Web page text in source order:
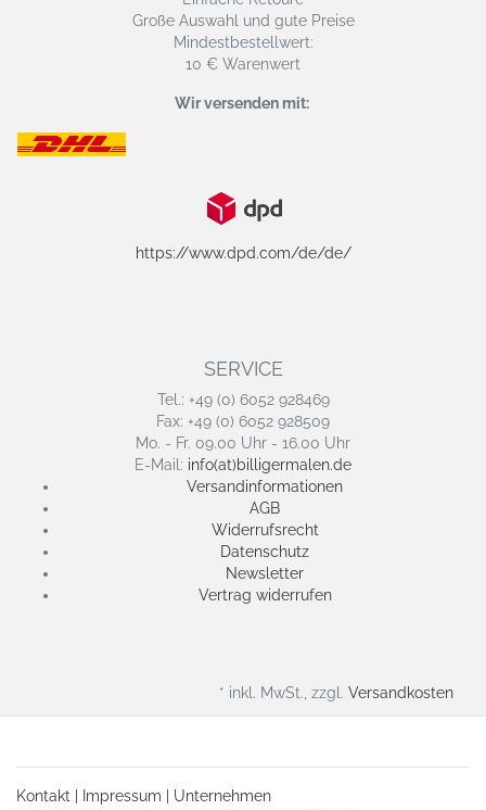
Große Auswahl und gute Preise
Mindestbestellwert:
10 € Warenwert
Wir versenden mit:
https://www.dpd.com/de/de/
SERVICE
Tel.: +49 (0) 6052 928469
Fax: +49 (0) 6052 928509
Mo. - Fr. 09.00 Uhr - 16.00 Uhr
E-Mail: info(at)billigermalen.de
Versandinformationen
AGB
Widerrufsrecht
Datenschutz
Newsletter
Vertrag widerrufen
* inkl. MwSt., zzgl. Versandkosten
Kontakt Impressum
Unternehmen